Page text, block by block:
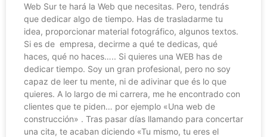
Web Sur te hará la Web que necesitas. Pero, tendrás
que dedicar algo de tiempo. Has de trasladarme tu
idea, proporcionar material fotográfico, algunos textos.
Si es de empresa, decirme a qué te dedicas, qué
haces, qué no haces….. Si quieres una WEB has de
dedicar tiempo. Soy un gran profesional, pero no soy
capaz de leer tu mente, ni de adivinar que és lo que
quieres. A lo largo de mi carrera, me he encontrado con
clientes que te piden… por ejemplo «Una web de
construcción» . Tras pasar días llamando para concertar
una cita, te acaban diciendo «Tu mismo, tu eres el